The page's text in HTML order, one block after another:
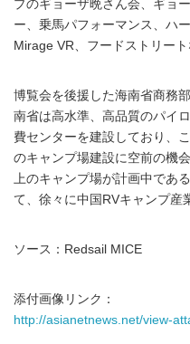
プのギョーザ晩さん会、ギョ
ー、乗馬パフォーマンス、ハ
Mirage VR、フードストリート
博覧会を後援した海南省商務
南省は高水準、高品質のパイ
費センターを建設しており、
のキャンプ場建設に空前の機
上のキャンプ場が計画中であ
て、徐々に中国RVキャンプ産
ソース：Redsail MICE
添付画像リンク：
http://asianetnews.net/view-